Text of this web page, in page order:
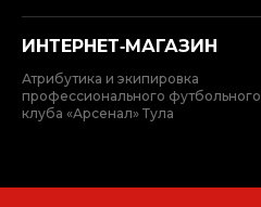
ИНТЕРНЕТ‑МАГАЗИН
Атрибутика и экипировка
профессионального футбольного
клуба «Арсенал» Тула